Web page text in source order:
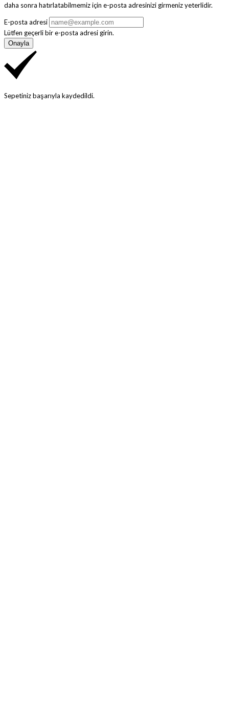
daha sonra hatırlatabilmemiz için e-posta adresinizi girmeniz yeterlidir.
E-posta adresi
Lütfen geçerli bir e-posta adresi girin.
Onayla
Sepetiniz başarıyla kaydedildi.